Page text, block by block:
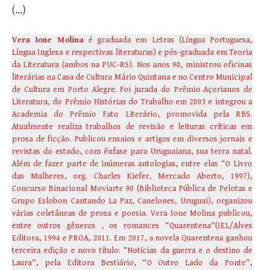
(…)
Vera Ione Molinaé graduada em Letras (Língua Portuguesa,
Língua Inglesa e respectivas literaturas) e pós-graduada em Teoria
da Literatura (ambos na PUC-RS). Nos anos 90, ministrou oficinas
literárias na Casa de Cultura Mário Quintana e no Centro Municipal
de Cultura em Porto Alegre. Foi jurada do Prêmio Açorianos de
Literatura, do Prêmio Histórias do Trabalho em 2003 e integrou a
Academia do Prêmio Fato Literário, promovida pela RBS.
Atualmente realiza trabalhos de revisão e leituras críticas em
prosa de ficção. Publicou ensaios e artigos em diversos jornais e
revistas do estado, com ênfase para Uruguaiana, sua terra natal.
Além de fazer parte de inúmeras antologias, entre elas “O Livro
das Mulheres, org. Charles Kiefer, Mercado Aberto, 1997),
Concurso Binacional Moviarte 90 (Biblioteca Pública de Pelotas e
Grupo Eslobon Cantando La Paz, Canelones, Uruguai), organizou
várias coletâneas de prosa e poesia. Vera Ione Molina publicou,
entre outros gêneros , os romances “Quarentena”(IEL/Alves
Editora, 1994 e PROA, 2011. Em 2017, a novela Quarentena ganhou
terceira edição e novo título: “Notícias da guerra e o destino de
Laura”, pela Editora Bestiário, “O Outro Lado da Ponte”,